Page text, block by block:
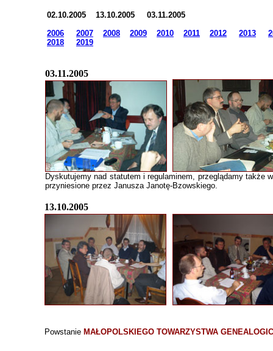
02.10.2005 13.10.2005 03.11.2005
2006
2007 2008 2009 2010 2011 2012 2013
2018
2019
Powstanie MAŁOPOLSKIEGO TOWARZYSTWA
03.11.2005
Dyskutujemy nad statutem i regulaminem, przeglądamy także
przyniesione przez Janusza Janotę-Bzowskiego.
13.10.2005